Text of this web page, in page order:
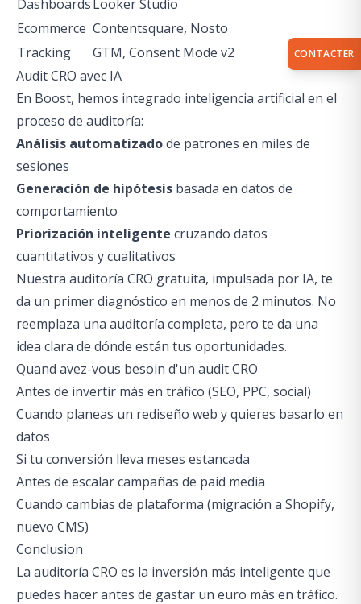
Dashboards Looker Studio
Ecommerce Contentsquare, Nosto
Tracking
GTM, Consent Mode v2
Audit CRO avec IA
En Boost, hemos integrado inteligencia artificial en el
proceso de auditoría:
Análisis automatizadode patrones en miles de
sesiones
Generación de hipótesis basada en datos de
comportamiento
Priorización inteligente cruzando datos
cuantitativos y cualitativos
Nuestra auditoría CRO gratuita, impulsada por IA, te
da un primer diagnóstico en menos de 2 minutos. No
reemplaza una auditoría completa, pero te da una
idea clara de dónde están tus oportunidades.
Quand avez-vous besoin d'un audit CRO
Antes de invertir más en tráfico (SEO, PPC, social)
Cuando planeas un rediseño web y quieres basarlo en
datos
Si tu conversión lleva meses estancada
Antes de escalar campañas de paid media
Cuando cambias de plataforma (migración a Shopify,
nuevo CMS)
Conclusion
La auditoría CRO es la inversión más inteligente que
puedes hacer antes de gastar un euro más en tráfico.
CONTACTER